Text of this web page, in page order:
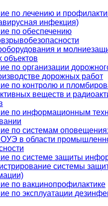
по лечению и
инфекция)
по обеспечению
и
по организации
дорожных работ
по контролю и
веществ и
по информационным
по системам
в области
по системе защиты
системы
по вакцинопрофилактике
по эксплуатации